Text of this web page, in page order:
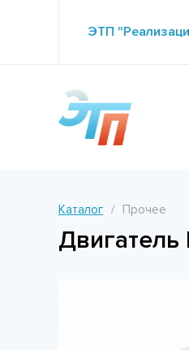
ЭТП
Каталог Прочее
Двигатель